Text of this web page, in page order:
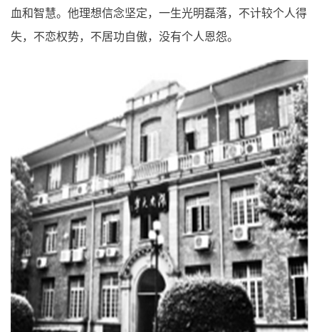
血和智慧。他理想信念坚定，一生光明磊落，不计较个人得
失，不恋权势，不居功自傲，没有个人恩怨。